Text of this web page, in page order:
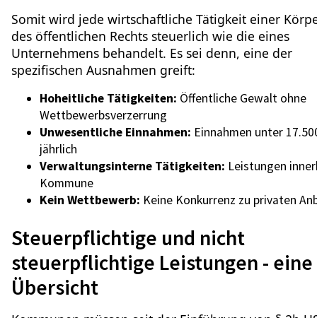
Somit wird jede wirtschaftliche Tätigkeit einer
des öffentlichen Rechts steuerlich wie die eines
Unternehmens behandelt. Es sei denn, eine der
spezifischen Ausnahmen greift:
Hoheitliche Tätigkeiten: Öffentliche Gewalt ohne
Wettbewerbsverzerrung
Unwesentliche Einnahmen: Einnahmen unter
jährlich
Verwaltungsinterne Tätigkeiten: Leistungen
Kommune
Kein Wettbewerb: Keine Konkurrenz zu privaten
Steuerpflichtige und nicht
steuerpflichtige Leistungen - eine
Übersicht